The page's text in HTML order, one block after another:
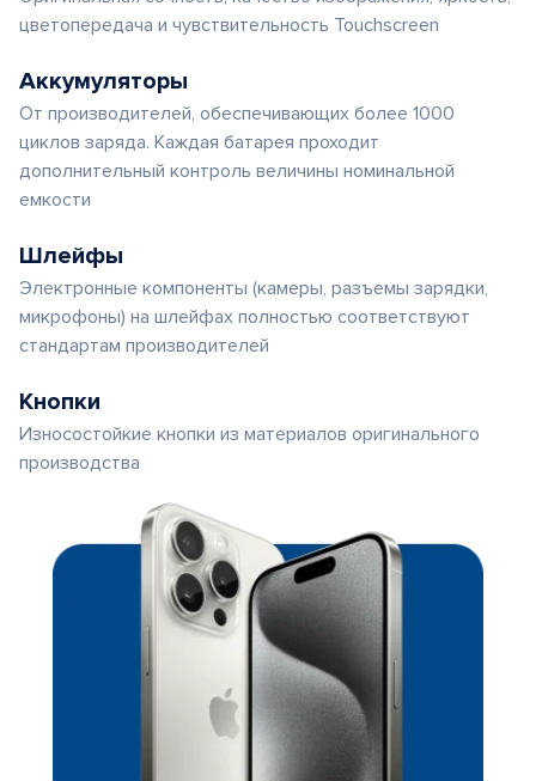
цветопередача и чувствительность Touchscreen
Аккумуляторы
От производителей, обеспечивающих более 1000
циклов заряда. Каждая батарея проходит
дополнительный контроль величины номинальной
емкости
Шлейфы
Электронные компоненты (камеры, разъемы зарядки,
микрофоны) на шлейфах полностью соответствуют
стандартам производителей
Кнопки
Износостойкие кнопки из материалов оригинального
производства